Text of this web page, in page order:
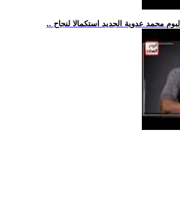
محمد عدوية الجديد استكمالا لنجاح